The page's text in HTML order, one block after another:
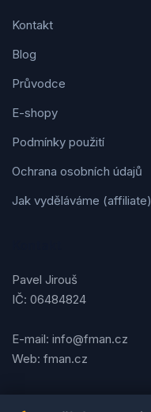
Kontakt
Blog
Průvodce
E-shopy
Podmínky použití
Ochrana osobních údajů
Jak vyděláváme (affiliate)
Pavel Jirouš
IČ: 06484824
E-mail: info@fman.cz
Web: fman.cz